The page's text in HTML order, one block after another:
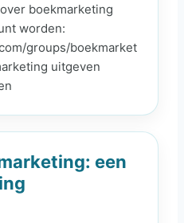
boekmarketing
worden:
groups/boekmarket
uitgeven
een